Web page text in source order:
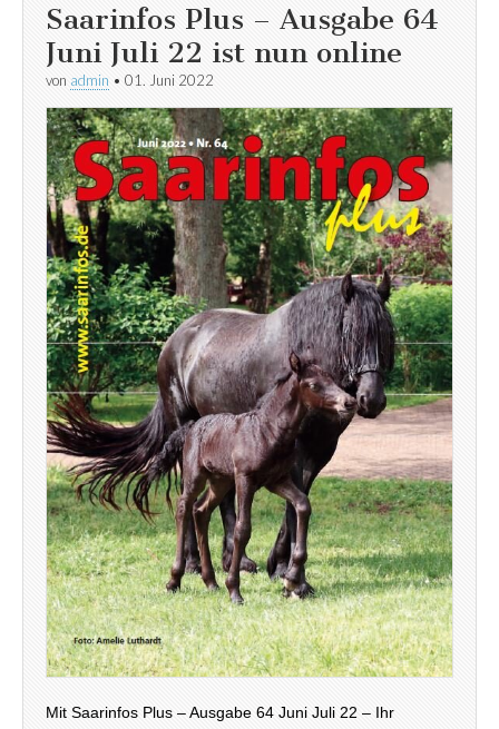
Saarinfos Plus – Ausgabe 64
Juni Juli 22 ist nun online
von admin • 01. Juni 2022
Mit Saarinfos Plus – Ausgabe 64 Juni Juli 22 – Ihr